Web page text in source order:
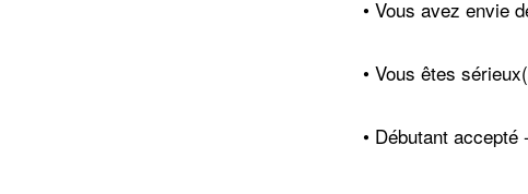
• Vous avez envie
• Vous êtes
• Débutant